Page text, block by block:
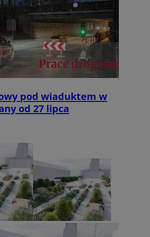
pod wiaduktem w
od 27 lipca